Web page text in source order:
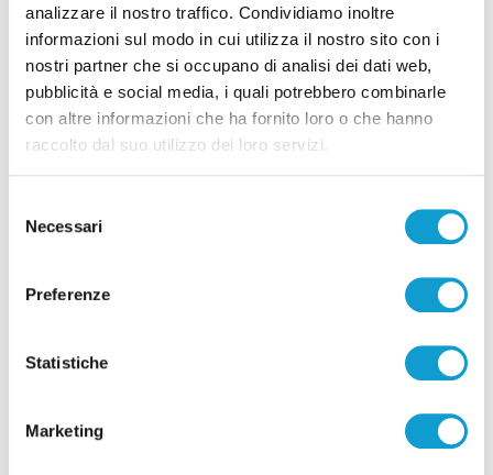
analizzare il nostro traffico. Condividiamo inoltre
informazioni sul modo in cui utilizza il nostro sito con i
nostri partner che si occupano di analisi dei dati web,
pubblicità e social media, i quali potrebbero combinarle
con altre informazioni che ha fornito loro o che hanno
raccolto dal suo utilizzo dei loro servizi.
delNecessari
Preferenze
Statistiche
Marketing
Pubblicità